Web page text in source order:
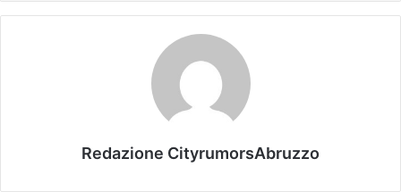
Redazione CityrumorsAbruzzo